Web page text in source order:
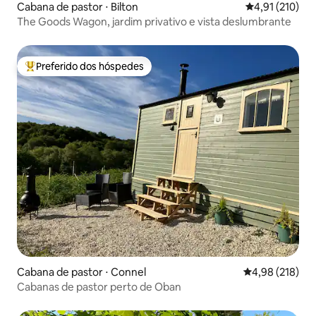
Cabana de pastor ⋅ Bilton 4,91 de uma
4,91 (210)
The Goods Wagon, jardim privativo e vista deslumbrante
Entre os melhores preferidos dos hóspedes
Preferido dos hóspedes
Cabana de pastor ⋅ Connel 4,98 de uma
4,98 (218)
Cabanas de pastor perto de Oban